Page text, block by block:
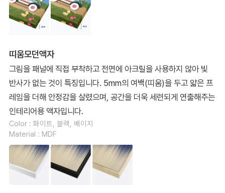
띠움모던액자
그림을 패널에 직접 부착하고 전면에 아크릴을 사용하지 않아 빛
반사가 없는 것이 특징입니다. 5mm의 여백(띠움)을 두고 얇은 프
레임을 더해 안정감을 살렸으며, 공간을 더욱 세련되게 연출해주는
인테리어용 액자입니다.
Color : 화이트, 블랙, 베이지
Material : MDF